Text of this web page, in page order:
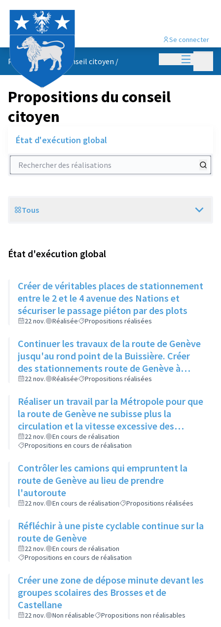
Menu
Se connecter
Propositions du conseil citoyen /
Propositions du conseil
citoyen
État d'exécution global
Rechercher des réalisations
Scope
Tous
État d'exécution global
Créer de véritables places de stationnement
entre le 2 et le 4 avenue des Nations et
sécuriser le passage piéton par des plots
22 nov. Réalisée Propositions réalisées
Continuer les travaux de la route de Genève
jusqu'au rond point de la Buissière. Créer
des stationnements route de Genève à
Crépieux pour rétrécir la voirie, supprimer le
22 nov. Réalisée Propositions réalisées
Réaliser un travail par la Métropole pour que
la route de Genève ne subisse plus la
circulation et la vitesse excessive des
habitants de l'Ain traversant juste la ville
22 nov.
En cours de réalisation
Propositions en cours de réalisation
Contrôler les camions qui empruntent la
route de Genève au lieu de prendre
l'autoroute
22 nov. En cours de réalisation Propositions réalisées
Réfléchir à une piste cyclable continue sur la
route de Genève
22 nov.
En cours de réalisation
Propositions en cours de réalisation
Créer une zone de dépose minute devant les
groupes scolaires des Brosses et de
Castellane
22 nov. Non réalisable Propositions non réalisables